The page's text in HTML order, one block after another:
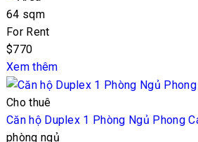
64 sqm
For Rent
$770
Xem thêm
Cho thuê
Căn hộ Duplex 1 Phòng Ngủ Phong
phòng ngủ